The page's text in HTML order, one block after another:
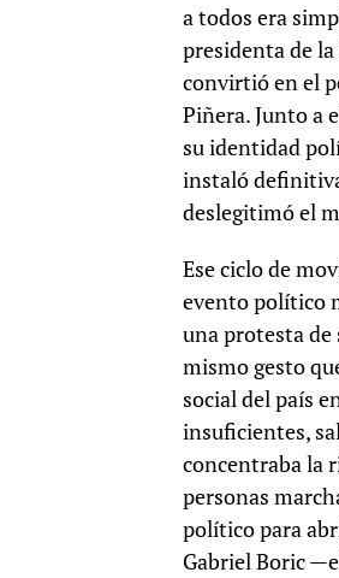
a todos era
presidenta de
convirtió en el
Piñera. Junto a
su identidad
instaló
deslegitimó el
Ese ciclo de
evento político
una protesta de
mismo gesto
social del país
insuficientes,
concentraba la
personas
político para
Gabriel Boric